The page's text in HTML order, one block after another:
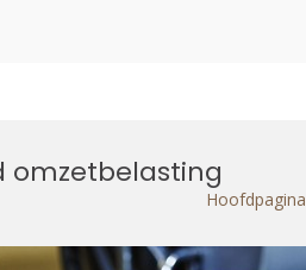
omzetbelasting
Hoofdpagina